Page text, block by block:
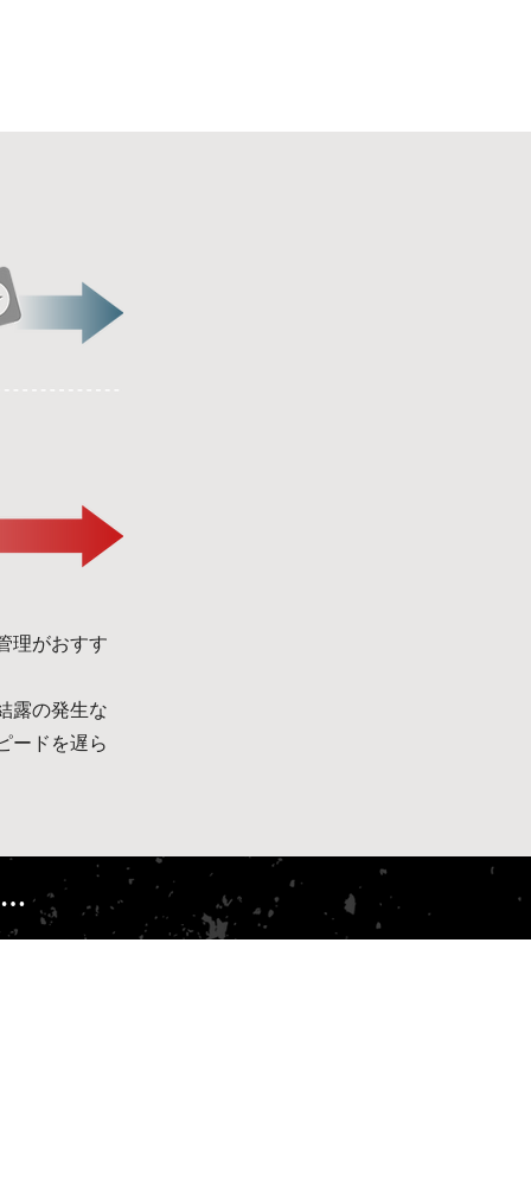
理がおすす
露の発生な
ードを遅ら
…